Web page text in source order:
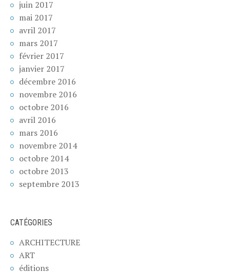
juin 2017
mai 2017
avril 2017
mars 2017
février 2017
janvier 2017
décembre 2016
novembre 2016
octobre 2016
avril 2016
mars 2016
novembre 2014
octobre 2014
octobre 2013
septembre 2013
CATÉGORIES
ARCHITECTURE
ART
éditions